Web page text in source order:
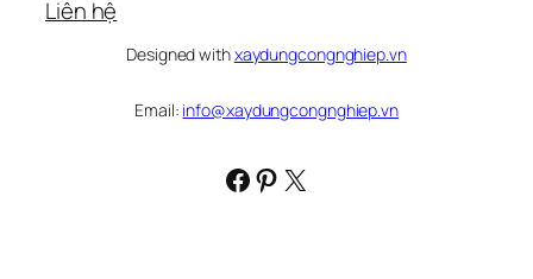
Liên hệ
Designed withxaydungcongnghiep.vn
Email: info@xaydungcongnghiep.vn
Facebook
Pinterest
X